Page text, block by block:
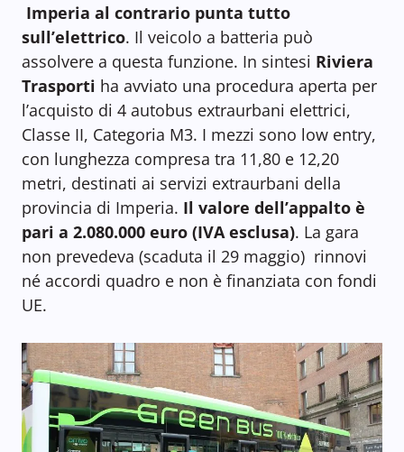
Imperia al contrario punta tutto
sull’elettrico. Il veicolo a batteria può
assolvere a questa funzione. In sintesi Riviera
Trasporti ha avviato una procedura aperta per
l’acquisto di 4 autobus extraurbani elettrici,
Classe II, Categoria M3. I mezzi sono low entry,
con lunghezza compresa tra 11,80 e 12,20
metri, destinati ai servizi extraurbani della
provincia di Imperia. Il valore dell’appalto è
pari a 2.080.000 euro (IVA esclusa). La gara
non prevedeva (scaduta il 29 maggio) rinnovi
né accordi quadro e non è finanziata con fondi
UE.